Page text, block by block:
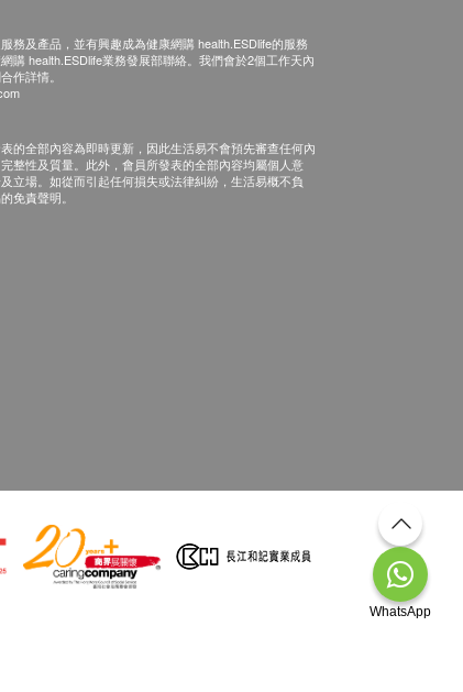
務及產品，並有興趣成為健康網購 health.ESDlife的服務
購 health.ESDlife業務發展部聯絡。我們會於2個工作天內
作詳情。
的全部內容為即時更新，因此生活易不會預先審查任何內
整性及質量。此外，會員所發表的全部內容均屬個人意
立場。如從而引起任何損失或法律糾紛，生活易概不負
免責聲明。
WhatsApp